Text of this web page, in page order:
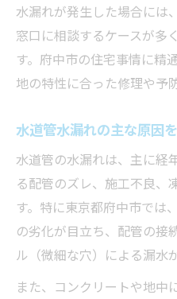
責任範囲はどこまで
水漏れトラブル
る
水道局と市役所へ
水漏れ責任に関
トラブル解決に
漏水場所が不明な場
水漏れ箇所が分
専門業者による漏
地中やコンクリ
水漏れが発生した場合には
窓口に相談するケースが多
す。府中市の住宅事情に精
地の特性に合った修理や予
水道管水漏れの主な原因
水道管の水漏れは、主に経
る配管のズレ、施工不良、
す。特に東京都府中市では
の劣化が目立ち、配管の接
ル（微細な穴）による漏水
また、コンクリートや地中